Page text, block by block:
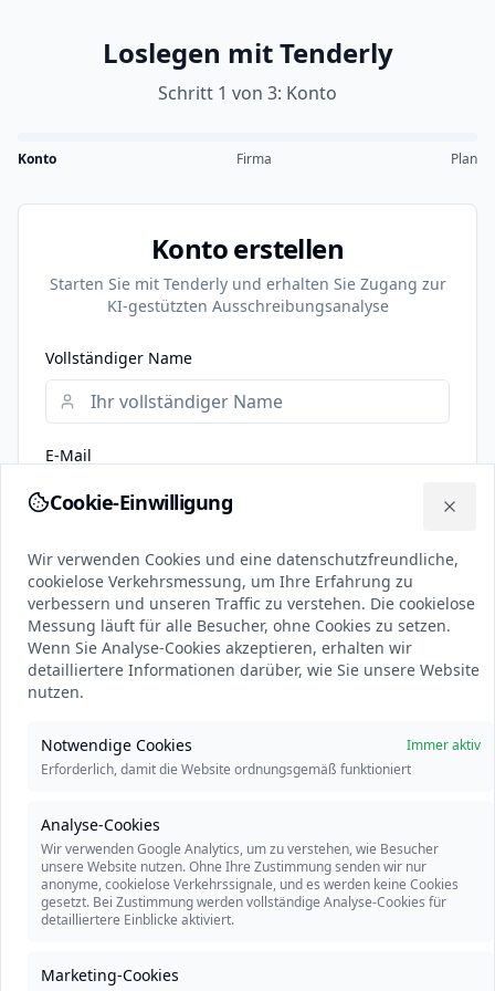
Loslegen mit Tenderly
Schritt 1 von 3: Konto
Konto Firma Plan
Konto erstellen
Starten Sie mit Tenderly und erhalten Sie Zugang zur
KI-gestützten Ausschreibungsanalyse
Vollständiger Name
E-Mail
Passwort
Passwort bestätigen
Ich habe die
Geschäftsbedingungen und
Konto erstellen
ODER
Cookie-Einwilligung
Wir verwenden Cookies und eine datenschutzfreundliche,
Wir verwenden Cookies und eine datenschutzfreundliche,
cookielose Verkehrsmessung, um Ihre Erfahrung zu
verbessern und unseren Traffic zu verstehen. Die cookielose
Messung läuft für alle Besucher, ohne Cookies zu setzen.
Wenn Sie Analyse-Cookies akzeptieren, erhalten wir
detailliertere Informationen darüber, wie Sie unsere Website
nutzen.
Notwendige Cookies
Immer aktiv
Erforderlich, damit die Website ordnungsgemäß funktioniert
Analyse-Cookies
Wir verwenden Google Analytics, um zu verstehen, wie Besucher
unsere Website nutzen. Ohne Ihre Zustimmung senden wir nur
anonyme, cookielose Verkehrssignale, und es werden keine Cookies
gesetzt. Bei Zustimmung werden vollständige Analyse-Cookies für
detailliertere Einblicke aktiviert.
Marketing-Cookies